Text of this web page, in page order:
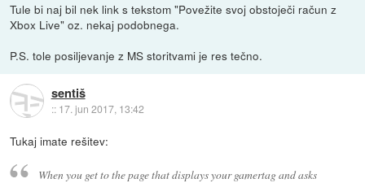
Tule bi naj bil nek link s tekstom "Povežite svoj obstoječi račun z
Xbox Live" oz. nekaj podobnega.
P.S. tole posiljevanje z MS storitvami je res tečno.
sentiš
:: 17. jun 2017, 13:42
Tukaj imate rešitev:
When you get to the page that displays your gamertag and asks